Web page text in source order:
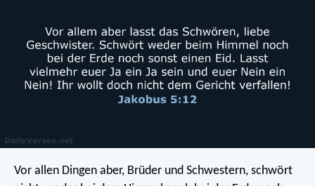
Vor allen Dingen aber, Brüder und Schwestern, schwört